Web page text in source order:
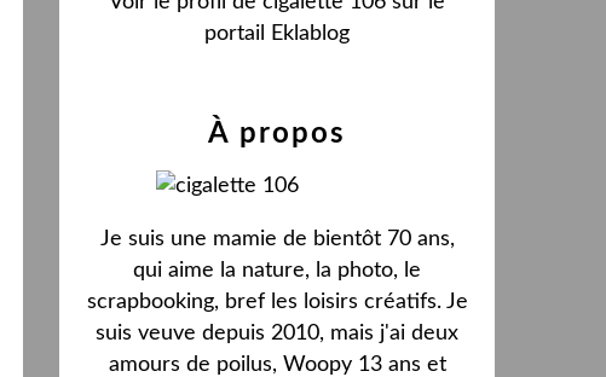
portail Eklablog
À propos
Je suis une mamie de bientôt 70 ans,
qui aime la nature, la photo, le
scrapbooking, bref les loisirs créatifs. Je
suis veuve depuis 2010, mais j'ai deux
amours de poilus, Woopy 13 ans et